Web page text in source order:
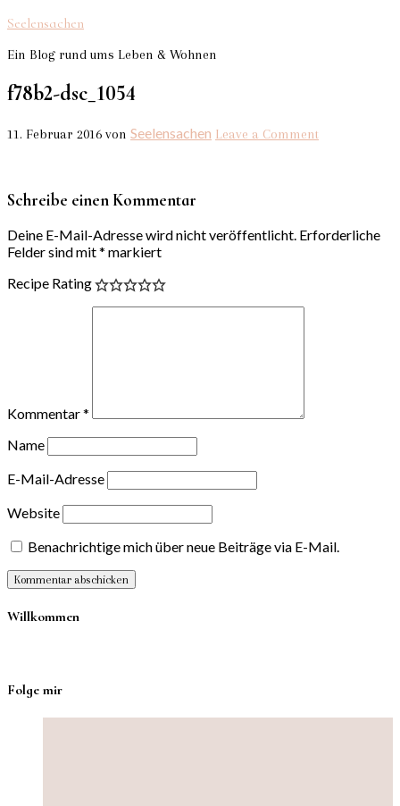
Seelensachen
Ein Blog rund ums Leben & Wohnen
f78b2-dsc_1054
11. Februar 2016 von Seelensachen Leave a Comment
Schreibe einen Kommentar
Deine E-Mail-Adresse wird nicht veröffentlicht. Erforderliche
Felder sind mit* markiert
Recipe Rating
Kommentar*
Name
E-Mail-Adresse
Website
Benachrichtige mich über neue Beiträge via E-Mail.
Willkommen
Folge mir